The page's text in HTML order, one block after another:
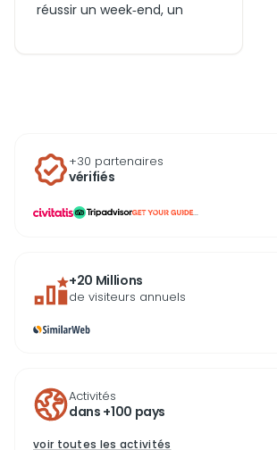
réussir un week‑end, un
large choix d’activités pour
explorer Luxembourg‑Ville
autrement.
+30 partenaires
vérifiés
...
+20 Millions
de visiteurs annuels
Activités
dans +100 pays
voir toutes les activités